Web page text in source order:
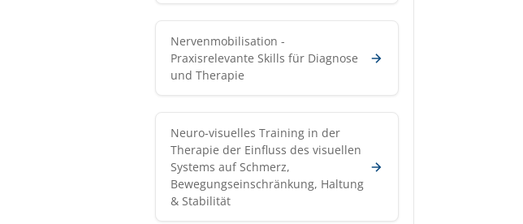
Nervenmobilisation -
Praxisrelevante Skills für Diagnose
und Therapie
Neuro-visuelles Training in der
Therapie der Einfluss des visuellen
Systems auf Schmerz,
Bewegungseinschränkung, Haltung
& Stabilität